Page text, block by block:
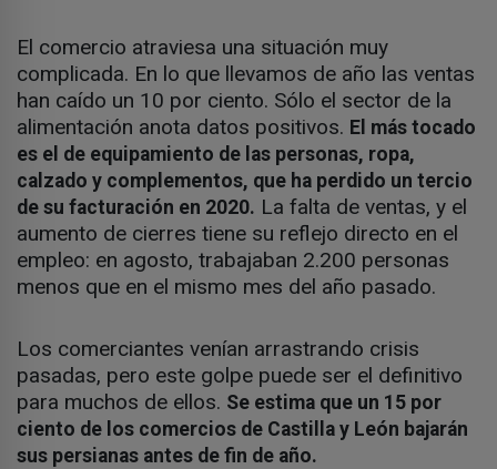
El comercio atraviesa una situación muy
complicada. En lo que llevamos de año las ventas
han caído un 10 por ciento. Sólo el sector de la
alimentación anota datos positivos. El más tocado
es el de equipamiento de las personas, ropa,
calzado y complementos, que ha perdido un tercio
de su facturación en 2020. La falta de ventas, y el
aumento de cierres tiene su reflejo directo en el
empleo: en agosto, trabajaban 2.200 personas
menos que en el mismo mes del año pasado.
Los comerciantes venían arrastrando crisis
pasadas, pero este golpe puede ser el definitivo
para muchos de ellos. Se estima que un 15 por
ciento de los comercios de Castilla y León bajarán
sus persianas antes de fin de año.